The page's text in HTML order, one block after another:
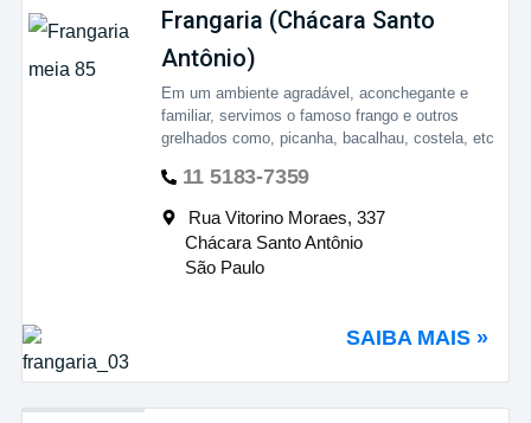
Frangaria (Chácara Santo
Antônio)
Em um ambiente agradável, aconchegante e
familiar, servimos o famoso frango e outros
grelhados como, picanha, bacalhau, costela, etc
11 5183-7359
Rua Vitorino Moraes, 337
Chácara Santo Antônio
São Paulo
SAIBA MAIS »